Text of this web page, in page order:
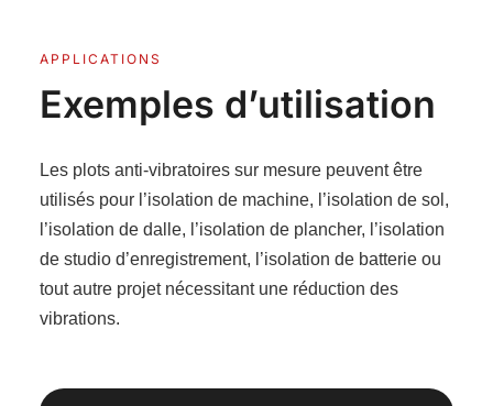
APPLICATIONS
Exemples d’utilisation
Les plots anti-vibratoires sur mesure peuvent être
utilisés pour l’isolation de machine, l’isolation de sol,
l’isolation de dalle, l’isolation de plancher, l’isolation
de studio d’enregistrement, l’isolation de batterie ou
tout autre projet nécessitant une réduction des
vibrations.